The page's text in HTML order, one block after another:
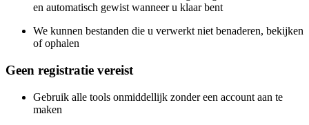
en automatisch gewist wanneer u klaar bent
We kunnen bestanden die u verwerkt niet benaderen, bekijken
of ophalen
Geen registratie vereist
Gebruik alle tools onmiddellijk zonder een account aan te
maken